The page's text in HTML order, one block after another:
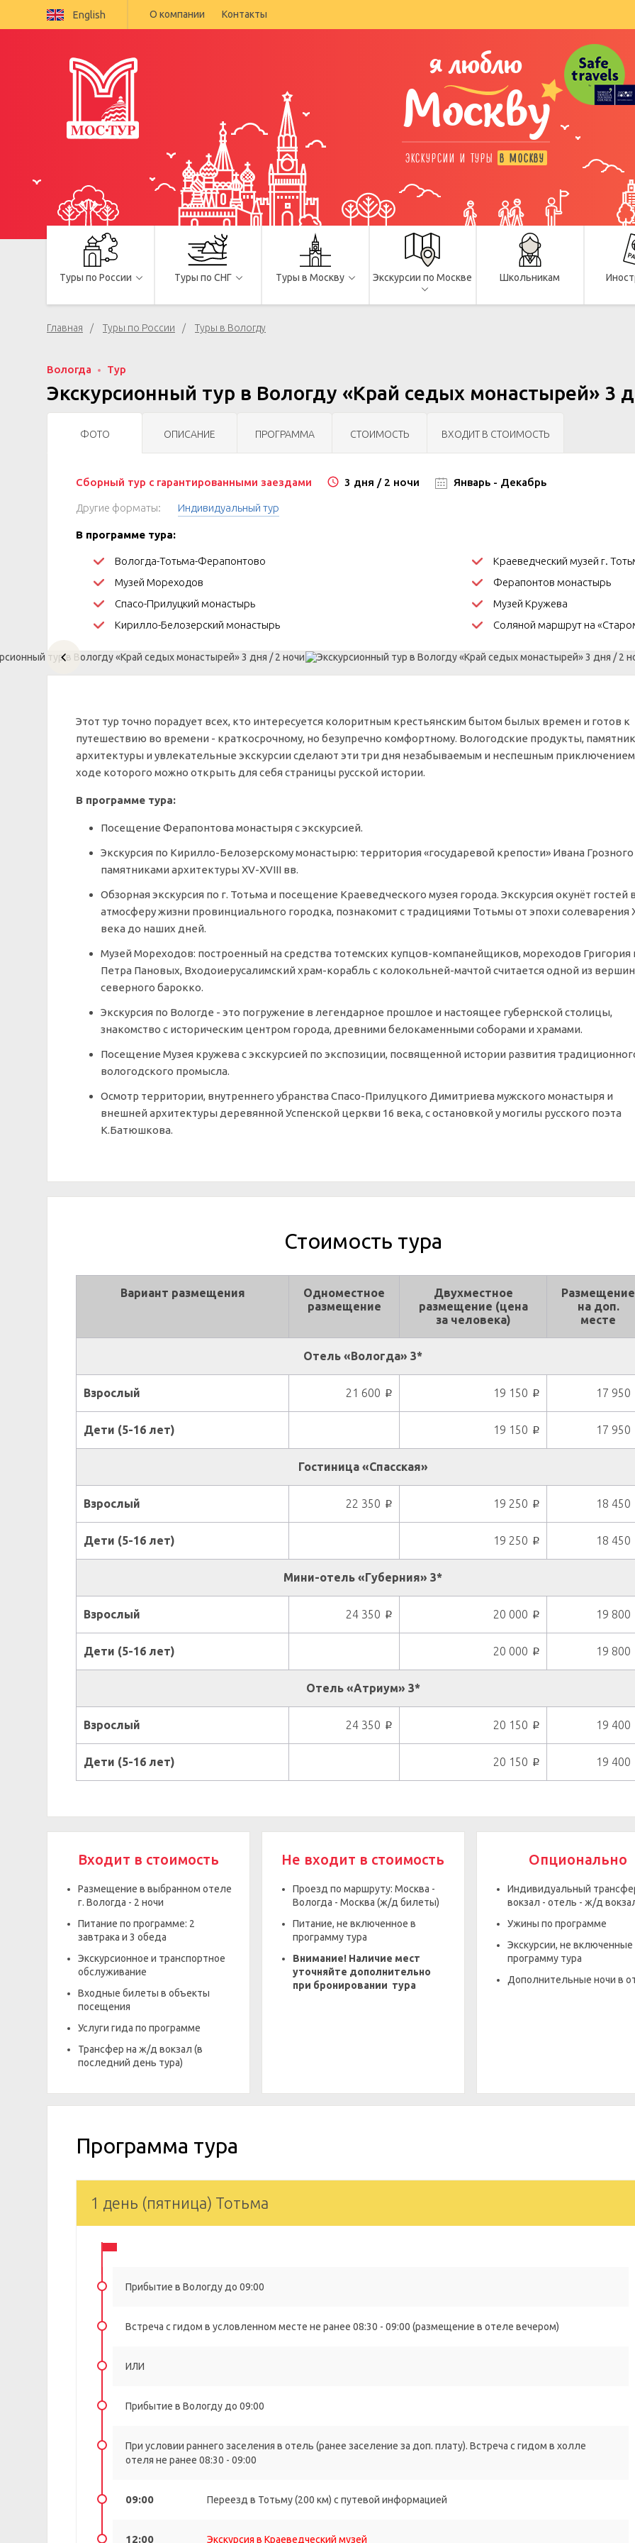
English О компании Контакты
я люблю
Москву
ЭКСКУРСИИ И ТУРЫ В МОСКВУ
Туры по России Туры по СНГ Туры в Москву Экскурсии по Москве Школьникам
Главная Туры по России Туры в Вологду
Вологда Тур
Экскурсионный тур в Вологду «Край седых монастырей» 3
ФОТО ОПИСАНИЕ ПРОГРАММА СТОИМОСТЬ ВХОДИТ В СТОИМОСТЬ
Сборный тур с гарантированными заездами 3 дня / 2 ночи Январь - Декабрь
Другие форматы: Индивидуальный тур
В программе тура:
Вологда-Тотьма-Ферапонтово
Краеведческий музей г.
Музей Мореходов
Ферапонтов монастырь
Спасо-Прилуцкий монастырь
Музей Кружева
Кирилло-Белозерский монастырь
Соляной маршрут на
Этот тур точно порадует всех, кто интересуется колоритным крестьянским бытом былых времен и готов к
путешествию во времени - краткосрочному, но безупречно комфортному. Вологодские продукты,
архитектуры и увлекательные экскурсии сделают эти три дня незабываемым и неспешным
ходе которого можно открыть для себя страницы русской истории.
В программе тура:
Посещение Ферапонтова монастыря с экскурсией.
Экскурсия по Кирилло-Белозерскому монастырю: территория «государевой крепости» Ивана Грозного
памятниками архитектуры XV-XVIII вв.
Обзорная экскурсия по г. Тотьма и посещение Краеведческого музея города. Экскурсия окунёт гостей
атмосферу жизни провинциального городка, познакомит с традициями Тотьмы от эпохи солеварения
века до наших дней.
Музей Мореходов: построенный на средства тотемских купцов-компанейщиков, мореходов Григория
Петра Пановых, Входоиерусалимский храм-корабль с колокольней-мачтой считается одной из вершин
северного барокко.
Экскурсия по Вологде - это погружение в легендарное прошлое и настоящее губернской столицы,
знакомство с историческим центром города, древними белокаменными соборами и храмами.
Посещение Музея кружева с экскурсией по экспозиции, посвященной истории развития
вологодского промысла.
Осмотр территории, внутреннего убранства Спасо-Прилуцкого Димитриева мужского монастыря и
внешней архитектуры деревянной Успенской церкви 16 века, с остановкой у могилы русского поэта
К.Батюшкова.
Стоимость тура
Вариант размещения
Одноместное
размещение
Двухместное
размещение (цена
за человека)
Размещение
на доп.
месте
Отель «Вологда» 3*
Взрослый 21 600 p 19 150 p 17 950
Дети (5-16 лет) 19 150 p 17 950
Гостиница «Спасская»
Взрослый 22 350 p 19 250 p 18 450
Дети (5-16 лет) 19 250 p 18 450
Мини-отель «Губерния» 3*
Взрослый 24 350 p 20 000 p 19 800
Дети (5-16 лет) 20 000 p 19 800
Отель «Атриум» 3*
Взрослый 24 350 p 20 150 p 19 400
Дети (5-16 лет) 20 150 p 19 400
Входит в стоимость
Размещение в выбранном отеле
г. Вологда - 2 ночи
Питание по программе: 2
завтрака и 3 обеда
Экскурсионное и транспортное
обслуживание
Входные билеты в объекты
посещения
Услуги гида по программе
Трансфер на ж/д вокзал (в
последний день тура)
Не входит в стоимость
Проезд по маршруту: Москва -
Вологда - Москва (ж/д билеты)
Питание, не включенное в
программу тура
Внимание! Наличие мест
уточняйте дополнительно
при бронировании тура
Опционально
Индивидуальный
вокзал - отель - ж/д
Ужины по программе
Экскурсии, не включенные
программу тура
Дополнительные ночи в
Программа тура
1 день (пятница) Тотьма
Прибытие в Вологду до 09:00
Встреча с гидом в условленном месте не ранее 08:30 - 09:00 (размещение в отеле вечером)
ИЛИ
Прибытие в Вологду до 09:00
При условии раннего заселения в отель (ранее заселение за доп. плату). Встреча с гидом в холле
отеля не ранее 08:30 - 09:00
09:00 Переезд в Тотьму (200 км) с путевой информацией
12:00 Экскурсия в Краеведческий музей